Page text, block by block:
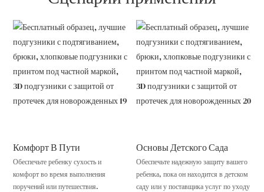
Комфорт В Пути
Обеспечьте ребенку сухость и
комфорт во время выполнения
поручений или путешествия.
Основы Детского Сада
Обеспечьте надежную защиту вашего
ребенка, пока он находится в детском
саду или у поставщика услуг по уходу